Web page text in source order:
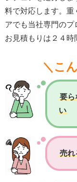
料で対応します。重
アでも当社専門のプ
お見積もりは２４時
＼こ
要ら
い
売れ